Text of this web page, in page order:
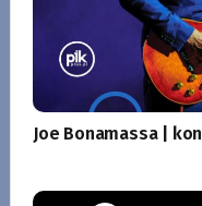
Joe Bonamassa |